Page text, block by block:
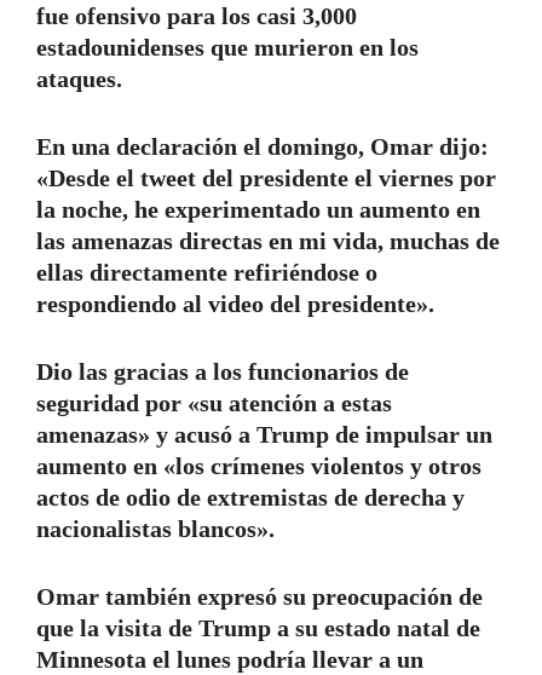
fue ofensivo para los casi 3,000
estadounidenses que murieron en los
ataques.
En una declaración el domingo, Omar dijo:
«Desde el tweet del presidente el viernes por
la noche, he experimentado un aumento en
las amenazas directas en mi vida, muchas de
ellas directamente refiriéndose o
respondiendo al video del presidente».
Dio las gracias a los funcionarios de
seguridad por «su atención a estas
amenazas» y acusó a Trump de impulsar un
aumento en «los crímenes violentos y otros
actos de odio de extremistas de derecha y
nacionalistas blancos».
Omar también expresó su preocupación de
que la visita de Trump a su estado natal de
Minnesota el lunes podría llevar a un